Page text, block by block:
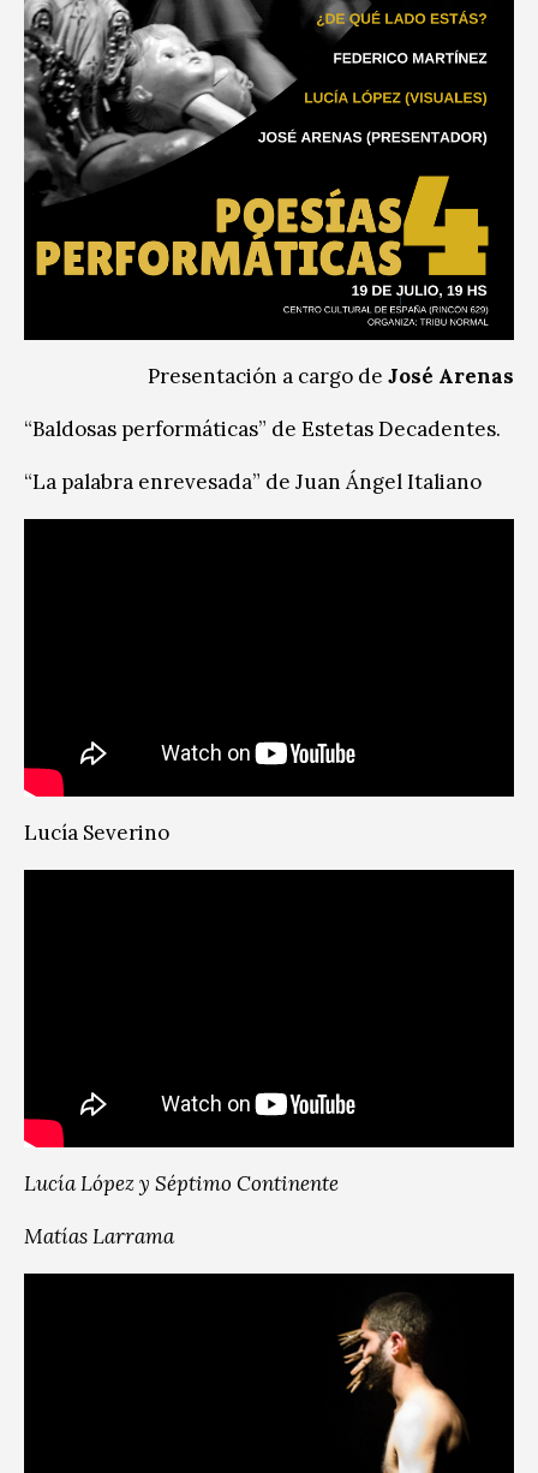
Presentación a cargo de José Arenas
“Baldosas performáticas” de Estetas Decadentes.
“La palabra enrevesada” de Juan Ángel Italiano
Lucía Severino
Lucía López y Séptimo Continente
Matías Larrama